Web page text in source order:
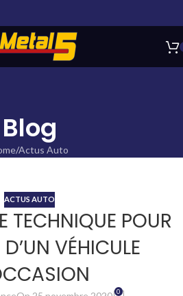
Blog
Actus Auto
ACTUS AUTO
TECHNIQUE POUR
VÉHICULE
0